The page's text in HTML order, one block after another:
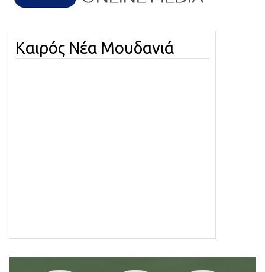
Καιρός Νέα Μουδανιά